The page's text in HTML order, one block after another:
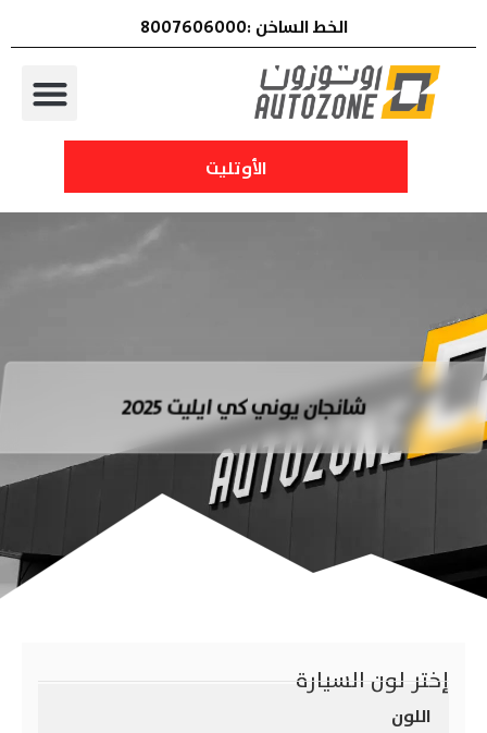
الخط الساخن :8007606000
الأوتليت
شانجان يوني كي ايليت 2025
إختر لون السيارة
اللون